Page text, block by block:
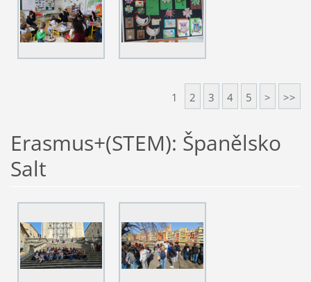
1 2 3 4 5 > >>
Erasmus+(STEM): Španělsko
Salt